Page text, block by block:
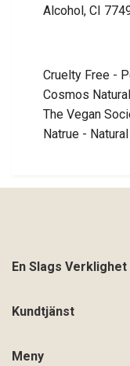
Alcohol, CI
Cruelty Free -
Cosmos Natural
The Vegan
Natrue -
En Slags Verklighet
Kundtjänst
Meny